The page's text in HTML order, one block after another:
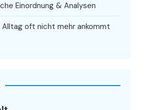
Einordnung & Analysen
Alltag oft nicht mehr ankommt